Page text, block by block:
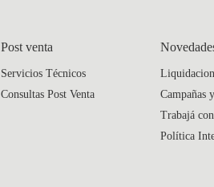
Post venta
Servicios Técnicos
Consultas Post Venta
Campañas
Trabajá
Política